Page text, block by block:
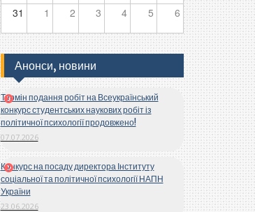
31 1 2 3 4 5 6
Анонси, новини
Термін подання робіт на Всеукраїнський
конкурс студентських наукових робіт із
політичної психології продовжено!
07.07.2026
Конкурс на посаду директора Інституту
соціальної та політичної психології НАПН
України
23.06.2026